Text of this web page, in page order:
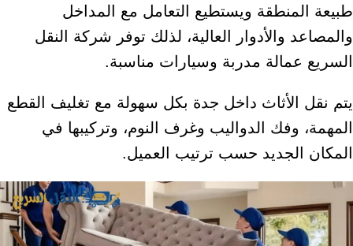
طبيعة المنطقة ويستطيع التعامل مع المداخل
والمصاعد والأدوار العالية، لذلك توفر شركة النقل
السريع عمالة مدربة وسيارات مناسبة.
يتم نقل الأثاث داخل جدة بكل سهولة مع تغليف القطع
المهمة، وفك الدواليب وغرف النوم، وتركيبها في
المكان الجديد حسب ترتيب العميل.